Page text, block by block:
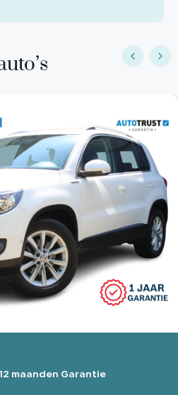
maanden Garantie